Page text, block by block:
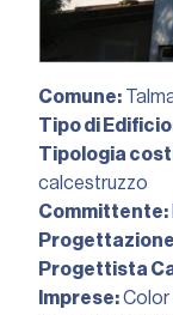
Comune:
Tipo di
Tipologia
calcestruzzo
Committente:
Progettista
Imprese:Color